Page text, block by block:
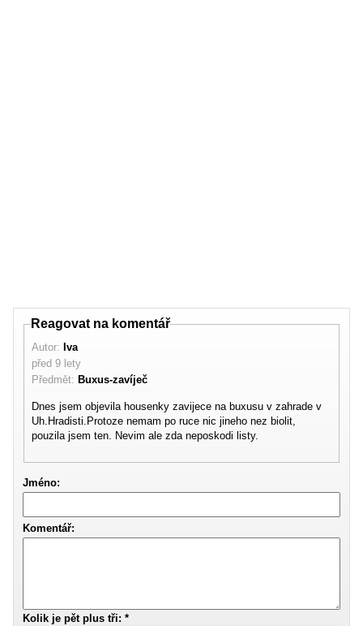
Reagovat na komentář
Autor:Iva
před 9 lety
Předmět:Buxus-zavíječ
Dnes jsem objevila housenky zavijece na buxusu v zahrade v
Uh.Hradisti.Protoze nemam po ruce nic jineho nez biolit,
pouzila jsem ten. Nevim ale zda neposkodi listy.
Jméno:
Komentář:
Kolik je pět plus tři: *